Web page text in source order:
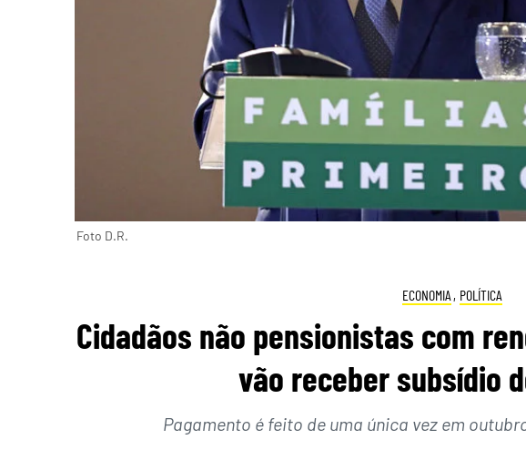
Foto D.R.
ECONOMIA , POLÍTICA
Cidadãos não pensionistas com
vão receber subsídio
Pagamento é feito de uma única vez em